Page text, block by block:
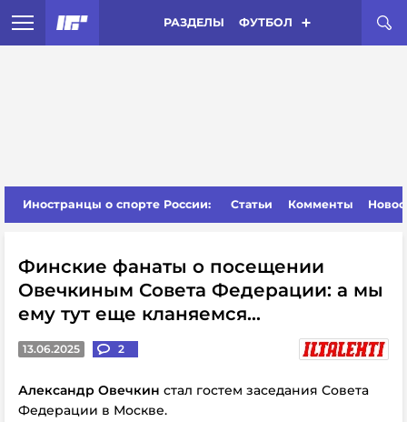
РАЗДЕЛЫ ФУТБОЛ
Иностранцы о спорте России: Статьи Комменты
Финские фанаты о посещении
Овечкиным Совета Федерации: а мы
ему тут еще кланяемся...
13.06.2025 2
Александр Овечкин стал гостем заседания Совета
Федерации в Москве.